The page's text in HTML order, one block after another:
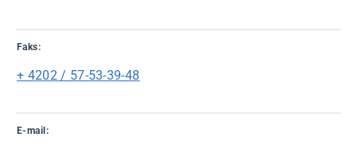
Faks:
+ 4202 / 57-53-39-48
E-mail: